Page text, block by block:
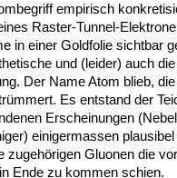
empirisch
Raster-Tunnel-
in einer Goldfolie sichtbar
und (leider) auch
Der Name Atom blieb,
Es entstand der
Erscheinungen
einigermassen
zugehörigen Gluonen die
Ende zu kommen schien.